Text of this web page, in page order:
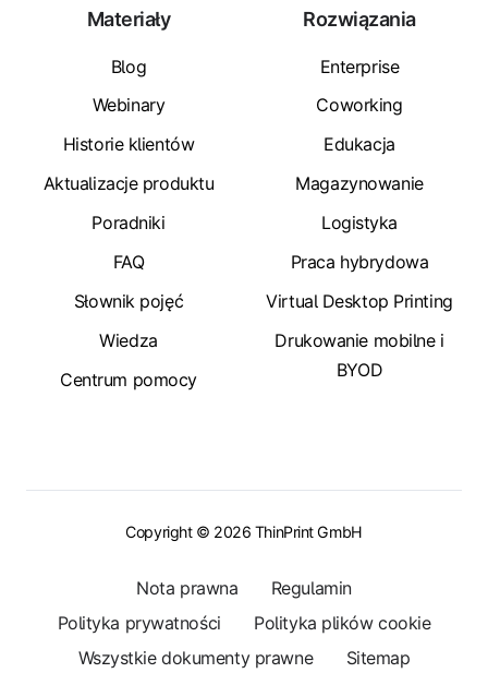
Materiały
Blog
Webinary
Historie klientów
Aktualizacje produktu
Poradniki
FAQ
Słownik pojęć
Wiedza
Centrum pomocy
Rozwiązania
Enterprise
Coworking
Edukacja
Magazynowanie
Logistyka
Praca hybrydowa
Virtual Desktop Printing
Drukowanie mobilne i
BYOD
Copyright © 2026 ThinPrint GmbH
Nota prawna
Regulamin
Polityka prywatności
Polityka plików cookie
Wszystkie dokumenty prawne
Sitemap